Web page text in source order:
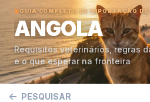
GUIA COMPLETO DE IMPORTAÇÃO
ANGOLA
Requisitos veterinários, regras
e o que esperar na fronteira
PESQUISAR